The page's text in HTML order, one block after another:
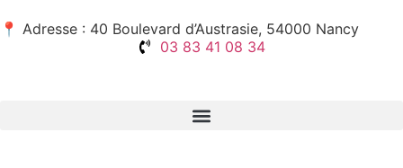
📍 Adresse : 40 Boulevard d’Austrasie, 54000 Nancy
03 83 41 08 34